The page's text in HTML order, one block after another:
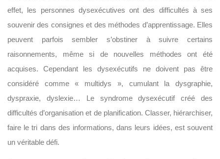
effet, les personnes dysexécutives ont des difficultés à ses
souvenir des consignes et des méthodes d’apprentissage. Elles
peuvent parfois sembler s’obstiner à suivre certains
raisonnements, même si de nouvelles méthodes ont été
acquises. Cependant les dysexécutifs ne doivent pas être
considéré comme « multidys », cumulant la dysgraphie,
dyspraxie, dyslexie… Le syndrome dysexécutif créé des
difficultés d’organisation et de planification. Classer, hiérarchiser,
faire le tri dans des informations, dans leurs idées, est souvent
un véritable défi.